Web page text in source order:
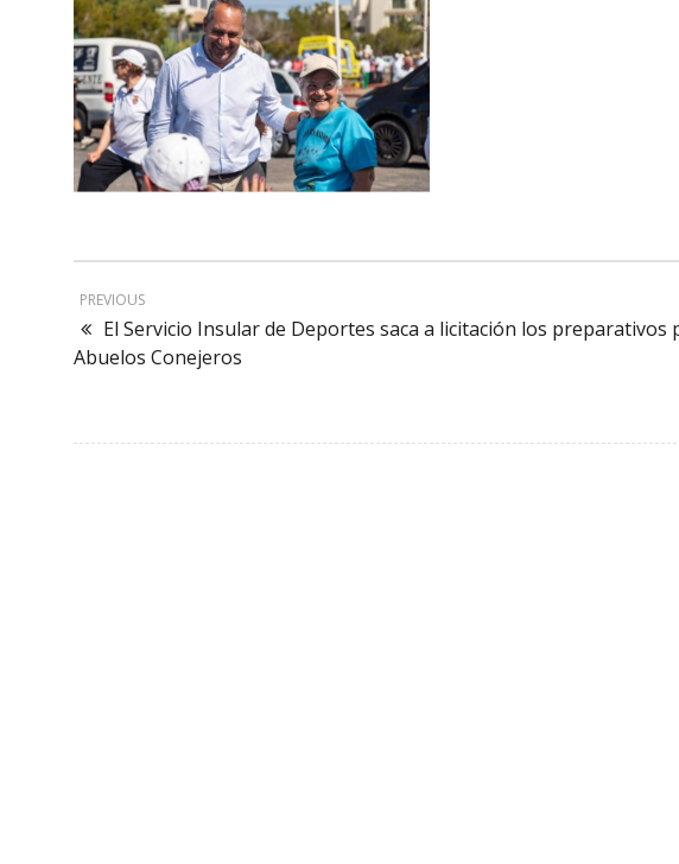
PREVIOUS
El Servicio Insular de Deportes saca a licitación los
Abuelos Conejeros